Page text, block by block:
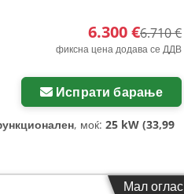
6.300 €6.710 €
фиксна цена додава се ДДВ
Испрати барање
, моќ: 25 kW (33,99
Мал оглас